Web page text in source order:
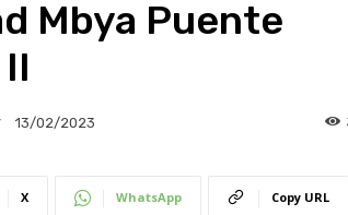
Mbya Puente
13/02/2023
X WhatsApp Copy URL